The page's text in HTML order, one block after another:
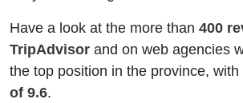
Have a look at the more than 400
TripAdvisor and on web agencies
the top position in the province, with
of 9.6.